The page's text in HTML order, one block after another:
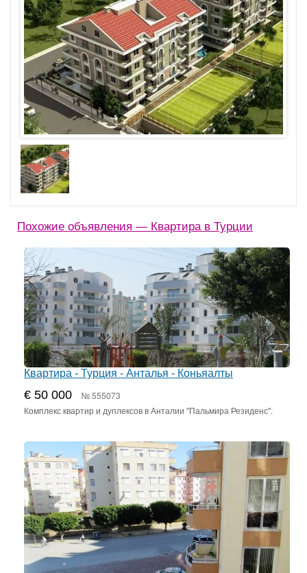
Похожие объявления — Квартира в Турции
Квартира - Турция - Анталья - Коньяалты
€ 50 000 № 555073
Комплекс квартир и дуплексов в Анталии "Пальмира Резиденс".